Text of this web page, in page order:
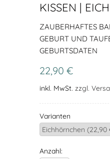
KISSEN |
ZAUBERHAFTES
GEBURT UND
GEBURTSDATEN
22,90 €
inkl. MwSt. zzgl.
Varianten
Anzahl: